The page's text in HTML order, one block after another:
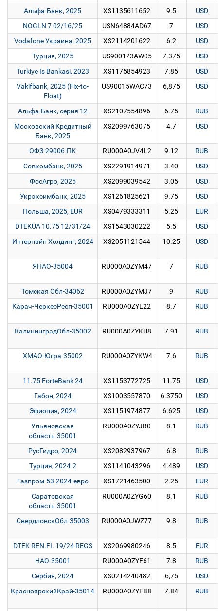
Альфа-Банк, 2025
XS1135611652 9.5
USD
NOGLN 7 02/16/25
USN64884AD67 7
USD
Vodafone Украина, 2025
XS2114201622 6.2
USD
Турция, 2025
US900123AW05 7.375
USD
Turkiye Is Bankasi, 2023
XS1175854923 7.85
USD
Vakifbank, 2025 (Fix-to-
Float)
US90015WAC73 6,875 USD
Альфа-Банк, серия 12 XS2107554896 6.75
RUB
Московский Кредитный
Банк, 2025
XS2099763075 4.7 USD
ОФЗ-29006-ПК RU000A0JV4L2 9.12
RUB
Совкомбанк, 2025
XS2291914971 3.40
USD
ФосАгро, 2025
XS2099039542 3.05
USD
Укрэксимбанк, 2025
XS1261825621 9.75
USD
Польша, 2025, EUR
XS0479333311 5.25
EUR
DTEKUA 10.75 12/31/24
XS1543030222 5.5
USD
Интерпайп Холдинг, 2024
XS2051121544 10.25 USD
ЯНАО-35004 RU000A0ZYM47 7 RUB
Томская Обл-34062 RU000A0ZYMJ7 9
RUB
Карач-ЧеркесРесп-35001
RU000A0ZYL22 8.7 RUB
КалининградОбл-35002 RU000A0ZYKU8 7.91 RUB
ХМАО-Югра-35002 RU000A0ZYKW4 7.6 RUB
11.75 ForteBank 24 XS1153772725 11.75
USD
Габон, 2024
XS1003557870 6.3750
USD
Эфиопия, 2024
XS1151974877 6.625
USD
Ульяновская
область-35001
RU000A0ZYJB0 8.1 RUB
РусГидро, 2024 XS2082937967 6.8
RUB
Турция, 2024-2
XS1141043296 4.489
USD
Газпром-53-2024-евро
XS1721463500 2.25
EUR
Саратовская
область-35001
RU000A0ZYG60 8.1 RUB
СвердловскОбл-35003 RU000A0JWZ77 9.8 RUB
DTEK REN.FI. 19/24 REGS XS2069980246 8.5
EUR
НАО-35001
RU000A0ZYF61 7.8
RUB
Сербия, 2024
XS0214240482 6,75
USD
КрасноярскийКрай-35014
RU000A0ZYFB8 7.84 RUB